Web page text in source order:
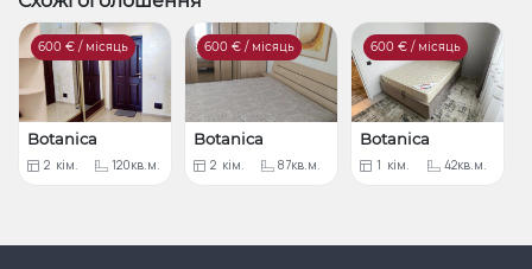
600 € / місяць
Botanica
2 кім. 120кв.м.
600 € / місяць
Botanica
2 кім. 87кв.м.
600 € / місяць
Botanica
1 кім. 42кв.м.